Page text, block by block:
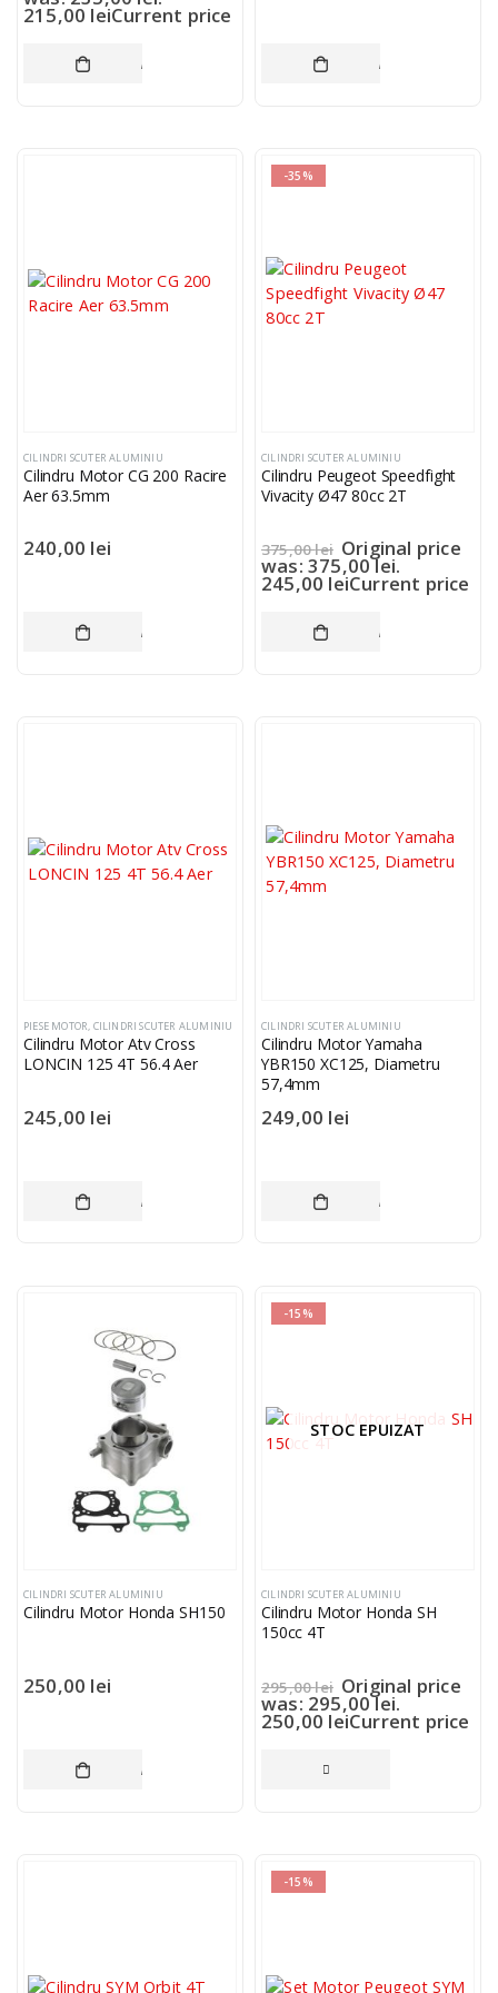
215,00 leiCurrent price
is: 215,00 lei.
ADAUGĂ ÎN COȘ ADAUGĂ ÎN COȘ
CILINDRI SCUTER ALUMINIU
Cilindru Motor CG 200 Racire
Aer 63.5mm
240,00 lei
ADAUGĂ ÎN COȘ
-35%
CILINDRI SCUTER ALUMINIU
Cilindru Peugeot Speedfight
Vivacity Ø47 80cc 2T
375,00lei Original price
was: 375,00 lei.
245,00 leiCurrent price
is: 245,00 lei.
ADAUGĂ ÎN COȘ
PIESE MOTOR, CILINDRI SCUTER ALUMINIU
Cilindru Motor Atv Cross
LONCIN 125 4T 56.4 Aer
245,00 lei
ADAUGĂ ÎN COȘ
CILINDRI SCUTER ALUMINIU
Cilindru Motor Yamaha
YBR150 XC125, Diametru
57,4mm
249,00 lei
ADAUGĂ ÎN COȘ
CILINDRI SCUTER ALUMINIU
Cilindru Motor Honda SH150
250,00 lei
ADAUGĂ ÎN COȘ
-15%
STOC EPUIZAT
CILINDRI SCUTER ALUMINIU
Cilindru Motor Honda SH
150cc 4T
295,00lei Original price
was: 295,00 lei.
250,00 leiCurrent price
is: 250,00 lei.
-15%